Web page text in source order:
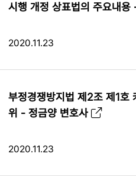
시행 개정 상표법의 주요내
2020.11.23
부정경쟁방지법 제2조 제1호
위 - 정금양 변호사
2020.11.23